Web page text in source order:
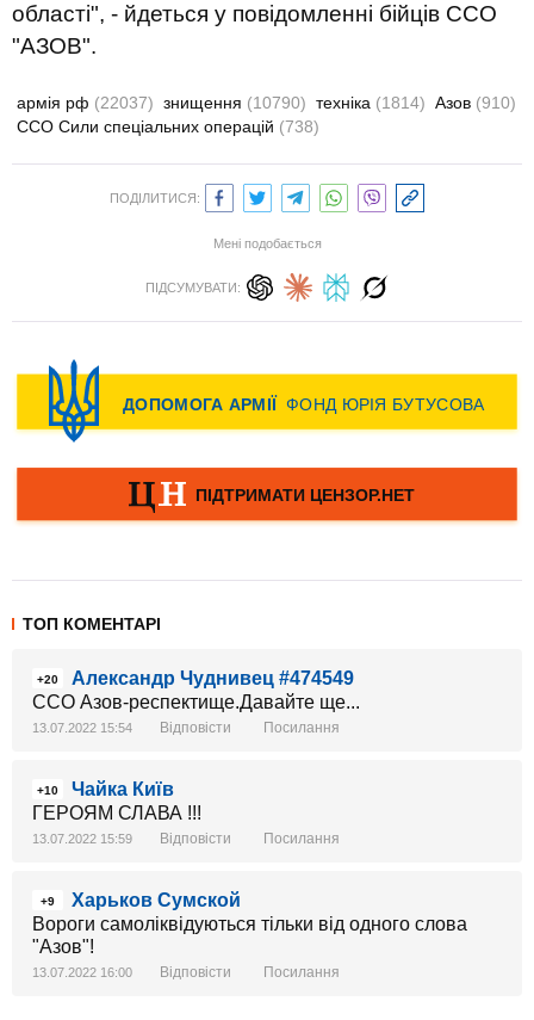
області", - йдеться у повідомленні бійців ССО
"АЗОВ".
армія рф (22037) знищення (10790) техніка (1814) Азов (910)
ССО Сили спеціальних операцій (738)
ПОДІЛИТИСЯ:
Мені подобається
ПІДСУМУВАТИ:
ТОП КОМЕНТАРІ
+20
Александр Чуднивец #474549
ССО Азов-респектище.Давайте ще...
13.07.2022 15:54 Відповісти Посилання
+10
Чайка Київ
ГЕРОЯМ СЛАВА !!!
13.07.2022 15:59 Відповісти Посилання
+9
Харьков Сумской
Вороги самоліквідуються тільки від одного слова
"Азов"!
13.07.2022 16:00 Відповісти Посилання